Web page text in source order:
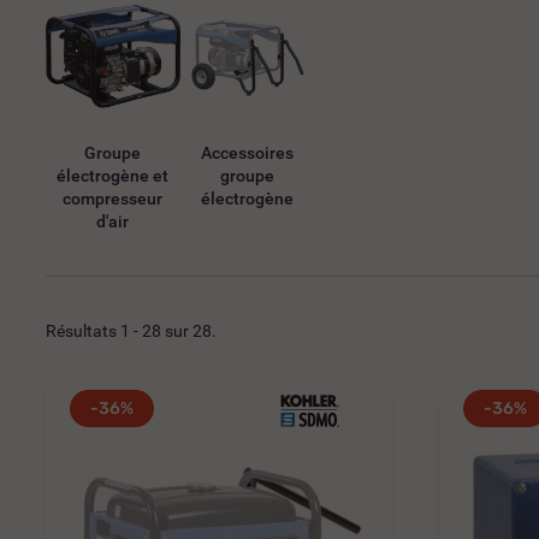
Groupe
électrogène et
compresseur
d'air
Accessoires
groupe
électrogène
Résultats 1 - 28 sur 28.
-36% -36%